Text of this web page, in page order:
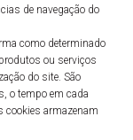
de navegação do
como determinado
ou serviços
do site. São
o tempo em cada
cookies armazenam